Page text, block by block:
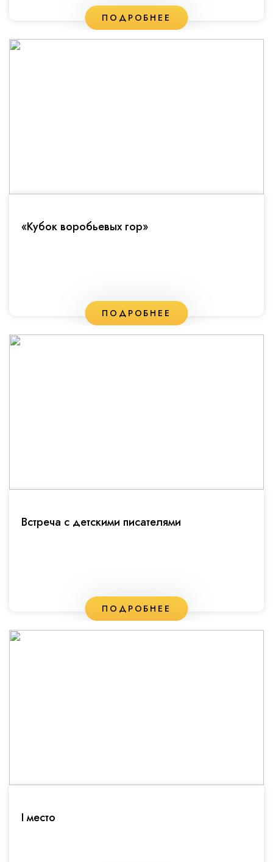
ПОДРОБНЕЕ
«Кубок воробьевых гор»
ПОДРОБНЕЕ
Встреча с детскими писателями
ПОДРОБНЕЕ
I место